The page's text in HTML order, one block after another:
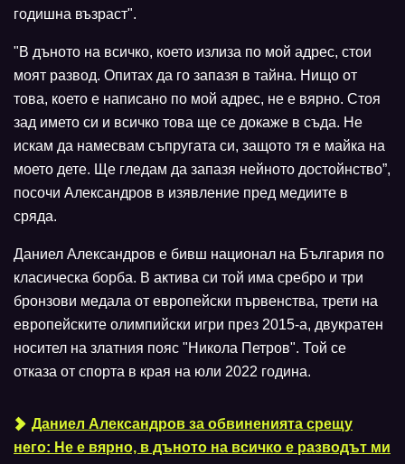
годишна възраст".
"В дъното на всичко, което излиза по мой адрес, стои
моят развод. Опитах да го запазя в тайна. Нищо от
това, което е написано по мой адрес, не е вярно. Стоя
зад името си и всичко това ще се докаже в съда. Не
искам да намесвам съпругата си, защото тя е майка на
моето дете. Ще гледам да запазя нейното достойнство”,
посочи Александров в изявление пред медиите в
сряда.
Даниел Александров е бивш национал на България по
класическа борба. В актива си той има сребро и три
бронзови медала от европейски първенства, трети на
европейските олимпийски игри през 2015-а, двукратен
носител на златния пояс "Никола Петров". Той се
отказа от спорта в края на юли 2022 година.
Даниел Александров за обвиненията срещу
него: Не е вярно, в дъното на всичко е разводът ми